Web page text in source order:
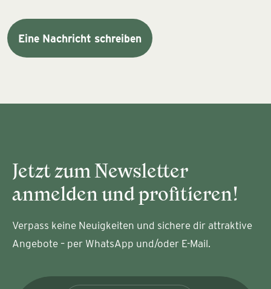
Eine Nachricht schreiben
Jetzt zum Newsletter
anmelden und profitieren!
Verpass keine Neuigkeiten und sichere dir attraktive
Angebote – per WhatsApp und/oder E-Mail.